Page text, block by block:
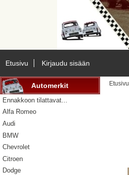
Etusivu Kirjaudu sisään
Automerkit
Ennakkoon tilattavat...
Alfa Romeo
Audi
BMW
Chevrolet
Citroen
Dodge
Etusivu